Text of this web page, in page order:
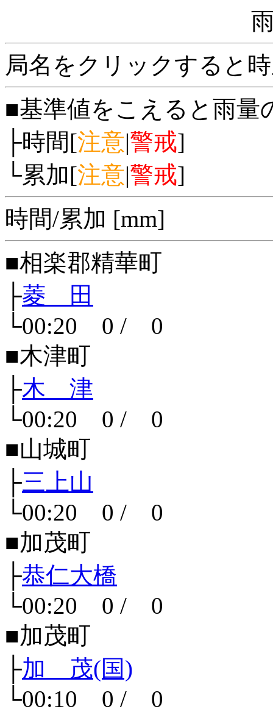
局名をクリックすると
■基準値をこえると雨量
├時間[注意|警戒]
└累加[注意|警戒]
時間/累加 [mm]
■相楽郡精華町
├菱 田
└00:20 0 / 0
■木津町
├木 津
└00:20 0 / 0
■山城町
├三上山
└00:20 0 / 0
■加茂町
├恭仁大橋
└00:20 0 / 0
■加茂町
├加 茂(国)
└00:10 0 / 0